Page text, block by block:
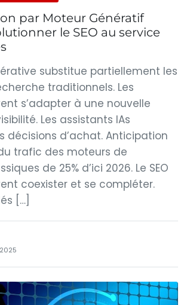
par Moteur Génératif
le SEO au service
substitue partiellement les
traditionnels. Les
s’adapter à une nouvelle
Les assistants IAs
décisions d’achat. Anticipation
trafic des moteurs de
de 25% d’ici 2026. Le SEO
coexister et se compléter.
[…]